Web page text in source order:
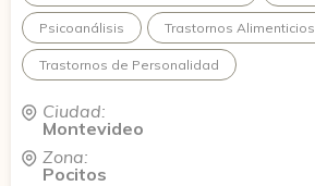
Psicoanálisis Trastornos Alimenticios
Trastornos de Personalidad
Ciudad:
Montevideo
Zona:
Pocitos